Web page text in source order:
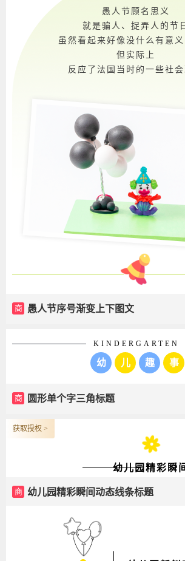
愚人节顾名思义
就是骗人、捉弄人的节
虽然看起来好像没什么有意
但实际上
反应了法国当时的一些社会
商 愚人节序号渐变上下图文
KINDERGARTEN
幼 儿 趣 事
商 圆形单个字三角标题
幼儿园精彩瞬
幼儿园精彩瞬间动态线条标题
获取授权 >